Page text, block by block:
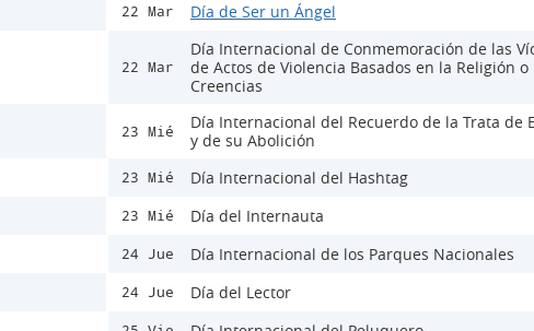
22 Mar Día de Ser un Ángel
22 Mar
Día Internacional de Conmemoración de las
de Actos de Violencia Basados en la Religión o
Creencias
23 Mié
Día Internacional del Recuerdo de la Trata de
y de su Abolición
23 Mié Día Internacional del Hashtag
23 Mié Día del Internauta
24 Jue Día Internacional de los Parques Nacionales
24 Jue Día del Lector